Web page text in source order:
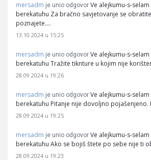
mersadm je unio odgovor Ve alejkumu-s-
berekatuhu Za bračno savjetovanje se
poznajete.…
13.10.2024 u 15:25
mersadm je unio odgovor Ve alejkumu-s-
berekatuhu Tražite tiknture u kojim nije
28.09.2024 u 19:26
mersadm je unio odgovor Ve alejkumu-s-
berekatuhu Pitanje nije dovoljno pojašenjeno.
28.09.2024 u 19:25
mersadm je unio odgovor Ve alejkumu-s-
berekatuhu Ako se bojiš štete po sebe nije ti
28.09.2024 u 19:23